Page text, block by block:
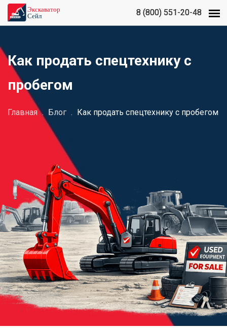
8 (800) 551-20-48
8 (800) 551-20-48
Как продать спецтехнику с
пробегом
Главная . Блог . Как продать спецтехнику с пробегом